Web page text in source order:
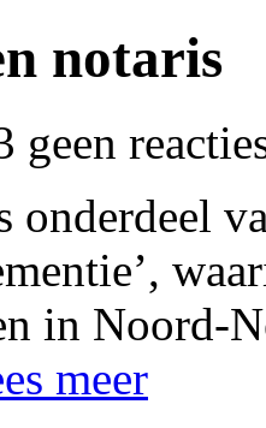
notaris
geen
onderdeel
in Noord-
meer